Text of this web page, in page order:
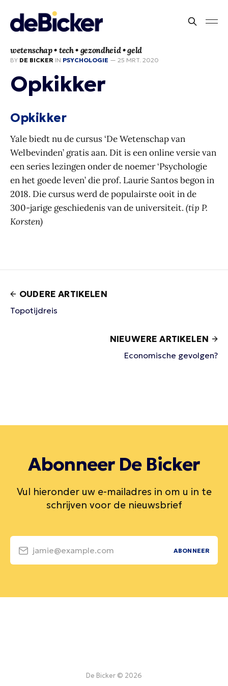
wetenschap • tech • gezondheid • geld
BY DE BICKER IN PSYCHOLOGIE — 25 MRT. 2020
Opkikker
Opkikker
Yale biedt nu de cursus ‘De Wetenschap van
Welbevinden’ gratis aan. Dit is een online versie van
een series lezingen onder de noemer ‘Psychologie
en het goede leven’ die prof. Laurie Santos begon in
2018. Die cursus werd de populairste ooit in de
300-jarige geschiedenis van de universiteit. (tip P.
Korsten)
OUDERE ARTIKELEN
Topotijdreis
NIEUWERE ARTIKELEN
Economische gevolgen?
Abonneer De Bicker
Vul hieronder uw e-mailadres in om u in te
schrijven voor de nieuwsbrief
jamie@example.com ABONNEER
De Bicker © 2026